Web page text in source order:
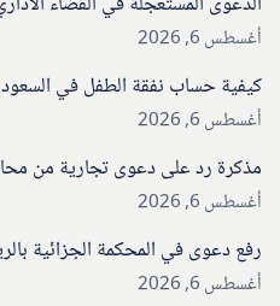
أغسطس 6, 2026
كيفية حساب نفقة الطفل في
أغسطس 6, 2026
مذكرة رد على دعوى تجارية من
أغسطس 6, 2026
رفع دعوى في المحكمة الجزائية
أغسطس 6, 2026